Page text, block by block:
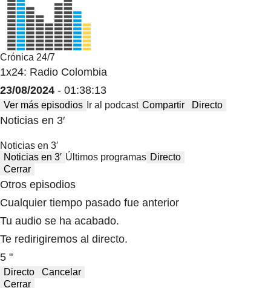
Crónica 24/7
1x24: Radio Colombia
23/08/2024 - 01:38:13
Ver más episodios Ir al podcast Compartir Directo
Noticias en 3′
Noticias en 3′
Noticias en 3′ Últimos programas Directo
Cerrar
Otros episodios
Cualquier tiempo pasado fue anterior
Tu audio se ha acabado.
Te redirigiremos al directo.
5 "
Directo
Cancelar
Cerrar